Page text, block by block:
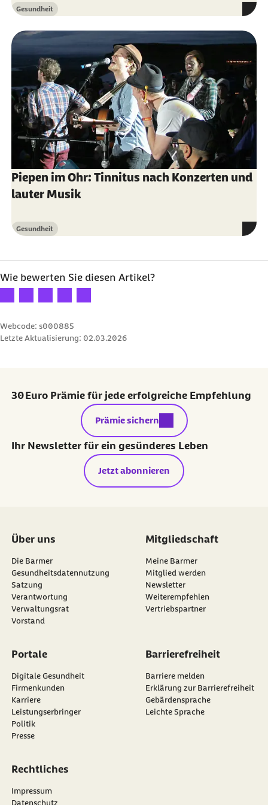
Pta Forum (Abruf vom 06.07.2022):
richtig
Kategorie
Gesundheit
Piepen im Ohr: Tinnitus nach Konzerten und
lauter Musik
Kategorie
Gesundheit
Wie bewerten Sie diesen Artikel?
Webcode: s000885
Letzte Aktualisierung: 02.03.2026
30 Euro Prämie für jede erfolgreiche Empfehlung
externer Link:
Prämie sichern
Ihr Newsletter für ein gesünderes Leben
Jetzt abonnieren
Über uns
Die Barmer
Gesundheitsdatennutzung
Satzung
Verantwortung
Verwaltungsrat
Vorstand
Mitgliedschaft
Meine Barmer
Mitglied werden
Newsletter
externer Link:
Weiterempfehlen
Vertriebspartner
Portale
Digitale Gesundheit
Firmenkunden
Karriere
Leistungserbringer
Politik
Presse
Barrierefreiheit
Barriere melden
Erklärung zur Barrierefreiheit
Gebärdensprache
Leichte Sprache
Rechtliches
Impressum
Datenschutz